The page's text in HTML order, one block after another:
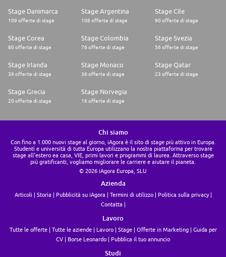
Stage Danimarca
109 offerte di stage
Stage Argentina
108 offerte di stage
Stage Cile
90 offerte di stage
Stage Corea
80 offerte di stage
Stage Colombia
76 offerte di stage
Stage Svezia
56 offerte di stage
Stage Irlanda
39 offerte di stage
Stage Monaco
36 offerte di stage
Stage Qatar
23 offerte di stage
Stage Grecia
20 offerte di stage
Stage Norvegia
16 offerte di stage
Chi siamo
Con fino a 1.000 nuovi stage al giorno, iAgora è il sito di stage più attivo in Europa.
Studenti e università di tutta Europa utilizzano la nostra piattaforma per trovare
stage all'estero ea casa, VIE, primi lavori e programmi di laurea. Attraverso stage
più gratificanti, vogliamo migliorare le carriere e aiutare il pianeta.
© 2026 iAgora Europa, SLU
Azienda
Articoli Storia Pubblicità su iAgora Termini di utilizzo
Politica sulla privacy
Contatta
Lavoro
Tutte le offerte Tutte le aziende Lavoro Stage Offerte in Marketing
Guida per
CV
Borse Leonardo Pubblica il tuo annuncio
Studi